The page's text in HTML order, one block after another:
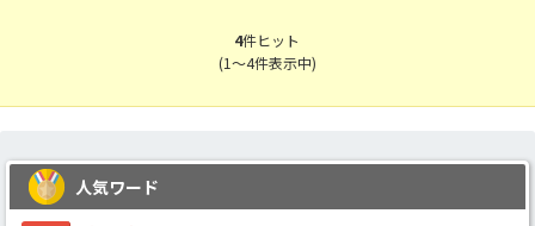
4件ヒット
(1～4件表示中)
人気ワード